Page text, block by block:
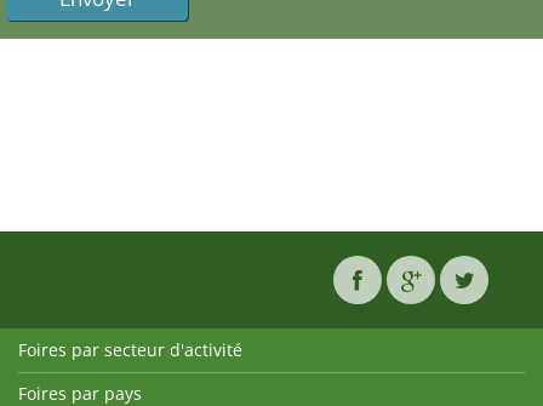
Foires par secteur d'activité
Foires par pays